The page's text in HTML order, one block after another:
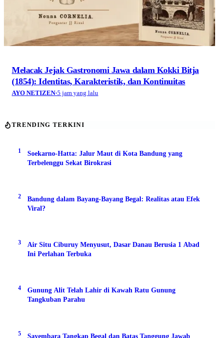
Melacak Jejak Gastronomi Jawa dalam Kokki Bitja
(1854): Identitas, Karakteristik, dan Kontinuitas
AYO NETIZEN·5 jam yang lalu
TRENDING TERKINI
1
Soekarno-Hatta: Jalur Maut di Kota Bandung yang
Terbelenggu Sekat Birokrasi
2
Bandung dalam Bayang-Bayang Begal: Realitas atau Efek
Viral?
3
Air Situ Ciburuy Menyusut, Dasar Danau Berusia 1 Abad
Ini Perlahan Terbuka
4
Gunung Alit Telah Lahir di Kawah Ratu Gunung
Tangkuban Parahu
5
Sayembara Tangkap Begal dan Batas Tanggung Jawab